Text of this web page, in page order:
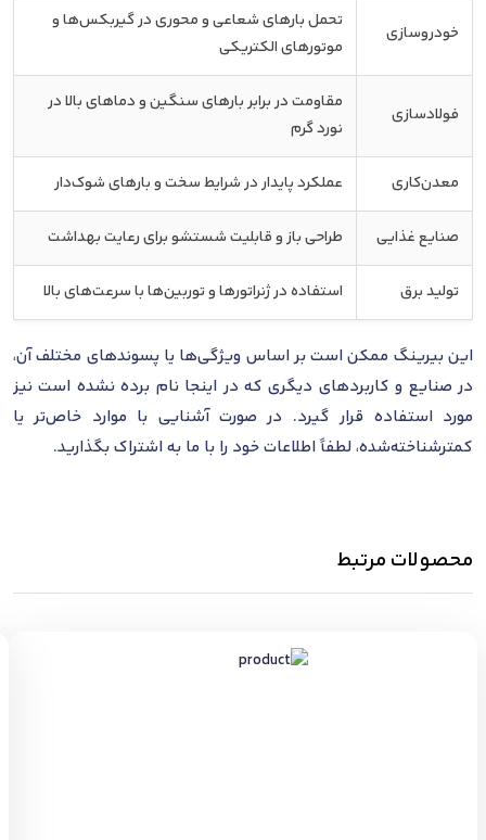
خودروسازی
تحمل بارهای شعاعی و محوری در گیربکس‌ها و
موتورهای الکتریکی
فولادسازی
مقاومت در برابر بارهای سنگین و دماهای بالا در
نورد گرم
معدن‌کاری عملکرد پایدار در شرایط سخت و بارهای شوک‌دار
صنایع غذایی طراحی باز و قابلیت شستشو برای رعایت بهداشت
تولید برق استفاده در ژنراتورها و توربین‌ها با سرعت‌های بالا
این بیرینگ ممکن است بر اساس ویژگی‌ها یا پسوندهای مختلف آن،
در صنایع و کاربردهای دیگری که در اینجا نام برده نشده است نیز
مورد استفاده قرار گیرد. در صورت آشنایی با موارد خاص‌تر یا
کمترشناخته‌شده، لطفاً اطلاعات خود را با ما به اشتراک بگذارید.
محصولات مرتبط